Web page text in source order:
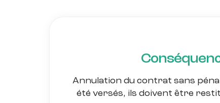
Annulation du contrat sans
été versés, ils doivent être